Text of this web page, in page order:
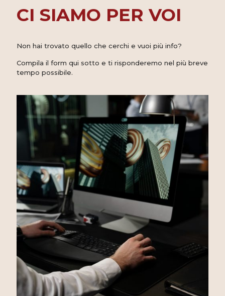
CI SIAMO PER VOI
Non hai trovato quello che cerchi e vuoi più info?
Compila il form qui sotto e ti risponderemo nel più breve
tempo possibile.